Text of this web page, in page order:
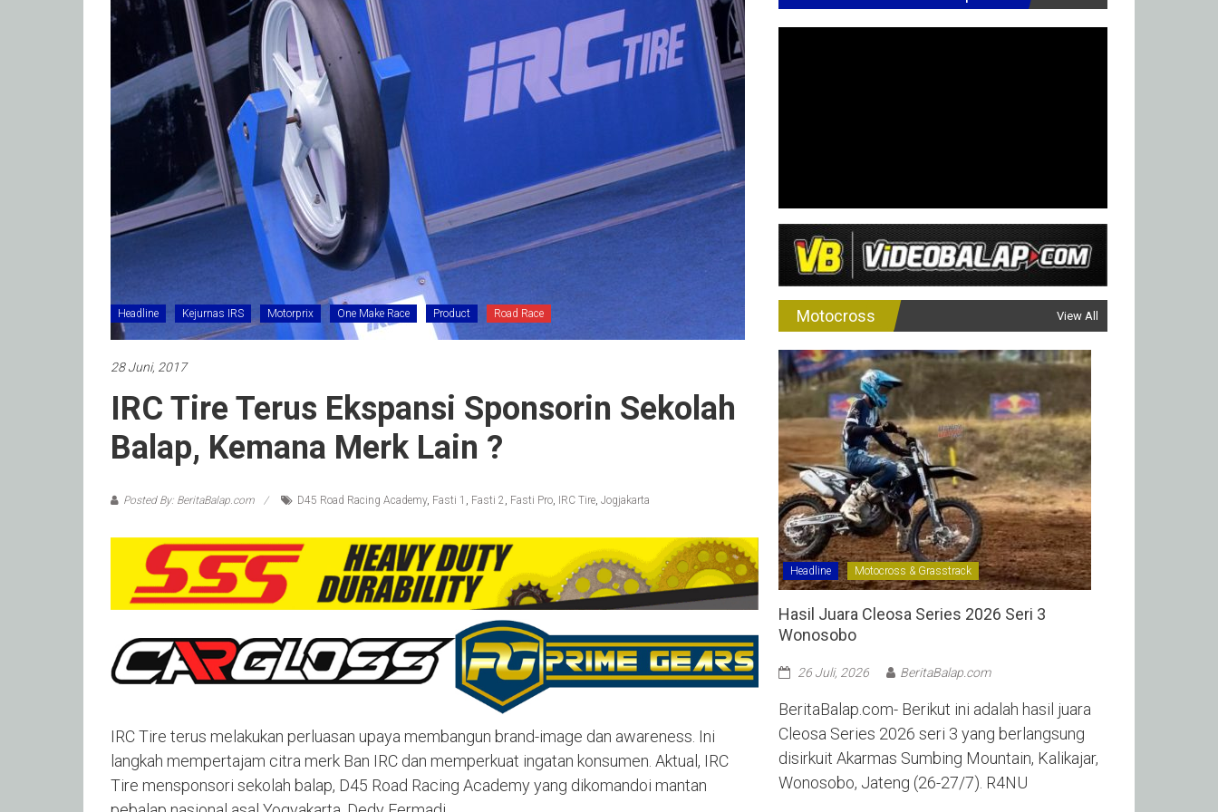
Headline Kejurnas IRS Motorprix One Make Race Product Road Race
28 Juni, 2017
IRC Tire Terus Ekspansi Sponsorin Sekolah
Balap, Kemana Merk Lain ?
Posted By: BeritaBalap.com D45 Road Racing Academy, Fasti 1 , Fasti 2, Fasti Pro, IRC Tire, Jogjakarta
IRC Tire terus melakukan perluasan upaya membangun brand-image dan awareness. Ini
langkah mempertajam citra merk Ban IRC dan memperkuat ingatan konsumen. Aktual, IRC
Tire mensponsori sekolah balap, D45 Road Racing Academy yang dikomandoi mantan
Motocross View All
Headline Motocross & Grasstrack
Hasil Juara Cleosa Series 2026 Seri 3
Wonosobo ‎
26 Juli, 2026 BeritaBalap.com
BeritaBalap.com- Berikut ini adalah hasil juara
Cleosa Series 2026 seri 3 yang berlangsung
disirkuit Akarmas Sumbing Mountain, Kalikajar,
Wonosobo, Jateng (26-27/7). R4NU